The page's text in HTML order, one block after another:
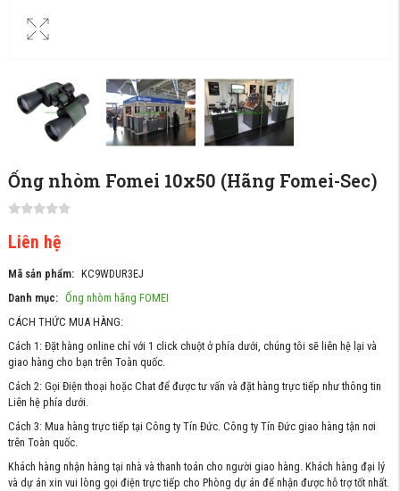
Ống nhòm Fomei 10x50 (Hãng Fomei-Sec)
Liên hệ
Mã sản phẩm: KC9WDUR3EJ
Danh mục: Ống nhòm hãng FOMEI
CÁCH THỨC MUA HÀNG:
Cách 1: Đặt hàng online chỉ với 1 click chuột ở phía dưới, chúng tôi sẽ liên hệ lại và
giao hàng cho bạn trên Toàn quốc.
Cách 2: Gọi Điện thoại hoặc Chat để được tư vấn và đặt hàng trực tiếp như thông tin
Liên hệ phía dưới.
Cách 3: Mua hàng trực tiếp tại Công ty Tín Đức. Công ty Tín Đức giao hàng tận nơi
trên Toàn quốc.
Khách hàng nhận hàng tại nhà và thanh toán cho người giao hàng. Khách hàng đại lý
và dự án xin vui lòng gọi điện trực tiếp cho Phòng dự án để nhận được hỗ trợ tốt nhất.